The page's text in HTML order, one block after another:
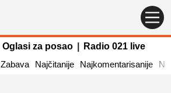
Oglasi za posao
Radio 021 live
Zabava Najčitanije Najkomentarisanije